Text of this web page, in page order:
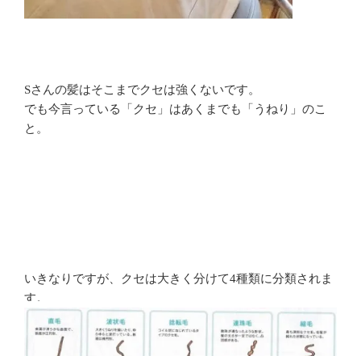
Sさんの髪はそこまでクセは強くないです。
でも今言っている「クセ」はあくまでも「うねり」のこ
と。
いきなりですが、クセは大きく分けて4種類に分類されま
す。